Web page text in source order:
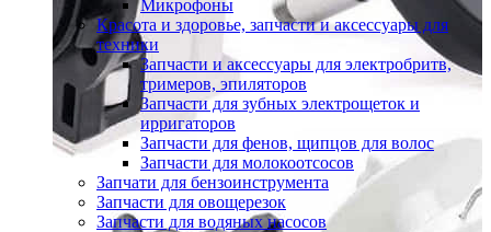
Микрофоны
Красота и здоровье, запчасти и аксессуары для
техники
Запчасти и аксессуары для электробритв,
тримеров, эпиляторов
Запчасти для зубных электрощеток и
ирригаторов
Запчасти для фенов, щипцов для волос
Запчасти для молокоотсосов
Запчати для бензоинструмента
Запчасти для овощерезок
Запчасти для водяных насосов